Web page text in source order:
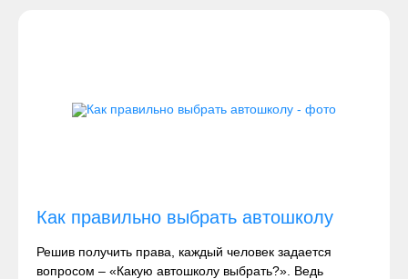
Как правильно выбрать автошколу
Решив получить права, каждый человек задается
вопросом – «Какую автошколу выбрать?». Ведь